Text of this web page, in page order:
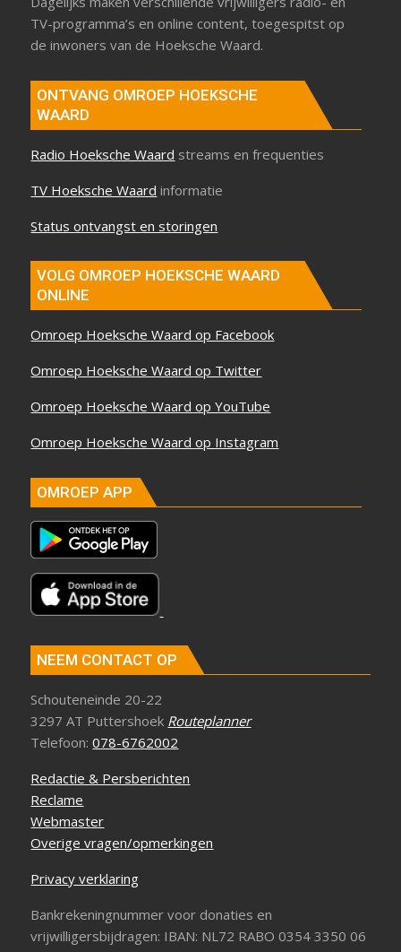
TV-programma’s en online content, toegespitst op
de inwoners van de Hoeksche Waard.
ONTVANG OMROEP HOEKSCHE
WAARD
Radio Hoeksche Waard streams en frequenties
TV Hoeksche Waard informatie
Status ontvangst en storingen
VOLG OMROEP HOEKSCHE WAARD
ONLINE
Omroep Hoeksche Waard op Facebook
Omroep Hoeksche Waard op Twitter
Omroep Hoeksche Waard op YouTube
Omroep Hoeksche Waard op Instagram
OMROEP APP
NEEM CONTACT OP
Schouteneinde 20-22
3297 AT Puttershoek Routeplanner
Telefoon:078-6762002
Redactie & Persberichten
Reclame
Webmaster
Overige vragen/opmerkingen
Privacy verklaring
Bankrekeningnummer voor donaties en
vrijwilligersbijdragen: IBAN: NL72 RABO 0354 3350 06